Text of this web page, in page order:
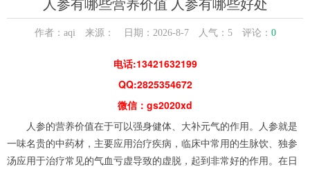
人参有哪些营养价值 人参有哪些好处
作者：aqi 来源： 日期：2026-8-7 人气： 5评论： 0
电话:13421632199
QQ:2825354672
微信：gs2020xd
人参的营养价值在于可以强身健体、大补元气的作用。人参就是
一味名贵的中药材，主要应用治疗疾病，临床中常用的生脉饮、独参
汤应用于治疗常见的气血亏虚导致的虚脱，起到非常好的作用。在日